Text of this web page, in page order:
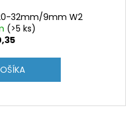
32mm/9mm W2
(>5 ks)